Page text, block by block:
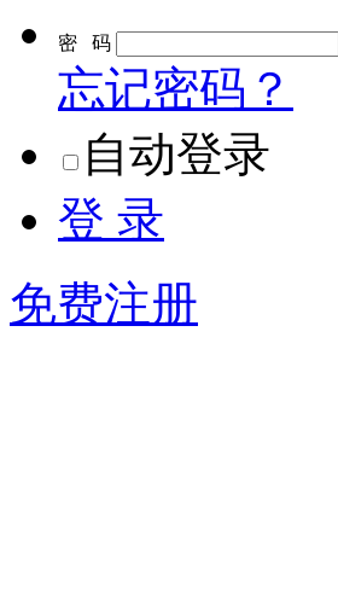
密 码
忘记密码？
自动登录
登 录
免费注册